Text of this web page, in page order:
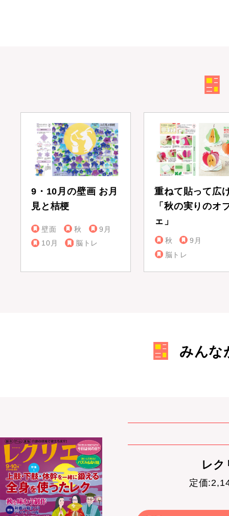
9・10月の壁画 お月
見と桔梗
壁面 秋
9月
10月
脳トレ
重ねて貼って広
「秋の実りのオ
ェ」
秋
9月
脳トレ
みんな
レ
定価